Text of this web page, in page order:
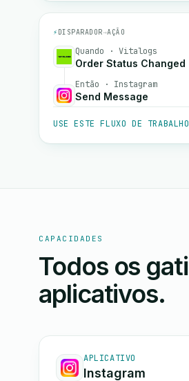
⚡ DISPARADOR→AÇÃO
Quando · Vitalogs
Order Status Changed
Então · Instagram
Send Message
USE ESTE FLUXO DE TRABALHO
CAPACIDADES
Todos os
aplicativos.
APLICATIVO
Instagram